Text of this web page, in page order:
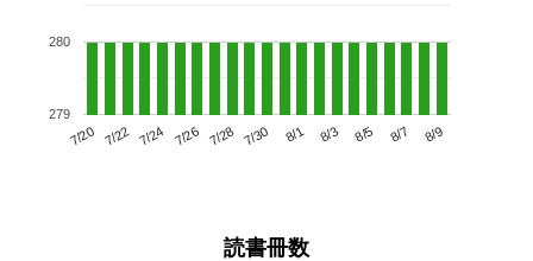
7/20 7/22 7/24 7/26 7/28 7/30 8/1 8/3 8/5 8/7 8/9
279
280
読書冊数